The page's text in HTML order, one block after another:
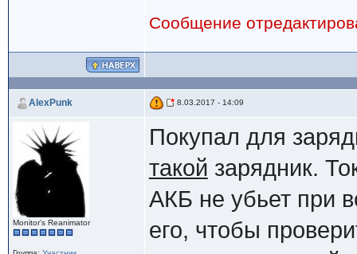
Сообщение
AlexPunk 8.03.2017 - 14:09
Monitor's Reanimator
Покупал для
такой зарядник.
АКБ не убьет при
его, чтобы